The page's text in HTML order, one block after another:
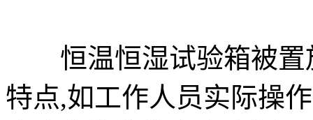
恒温恒湿试验箱被置
特点,如工作人员实际操